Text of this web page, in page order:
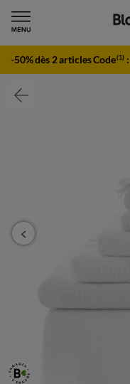
-50% dès 2 articles Code(1) :